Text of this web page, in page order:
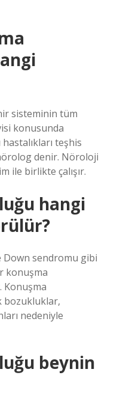
sisteminin tüm
konusunda
hastalıkları teşhis
denir. Nöroloji
ile birlikte çalışır.
hangi
sendromu gibi
konuşma
Konuşma
bozukluklar,
nedeniyle
beynin